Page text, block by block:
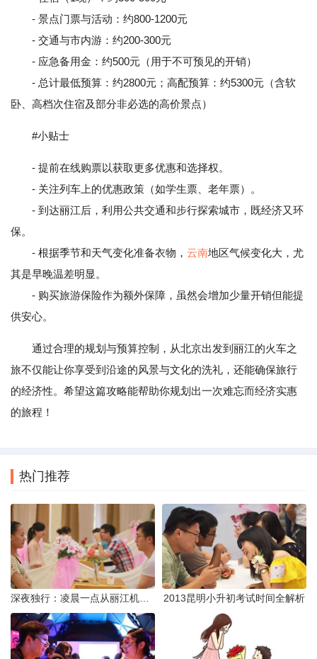
- 景点门票与活动：约800-1200元
- 交通与市内游：约200-300元
- 应急备用金：约500元（用于不可预见的开销）
- 总计最低预算：约2800元；高配预算：约5300元（含软
卧、高档次住宿及部分非必选的高价景点）
#小贴士
- 提前在线购票以获取更多优惠和选择权。
- 关注列车上的优惠政策（如学生票、老年票）。
- 到达丽江后，利用公共交通和步行探索城市，既经济又环
保。
- 根据季节和天气变化准备衣物， 云南地区气候变化大，尤
其是早晚温差明显。
- 购买旅游保险作为额外保障，虽然会增加少量开销但能提
供安心。
通过合理的规划与预算控制，从北京出发到丽江的火车之
旅不仅能让你享受到沿途的风景与文化的洗礼，还能确保旅行
的经济性。希望这篇攻略能帮助你规划出一次难忘而经济实惠
的旅程！
热门推荐
2013昆明小升初考试时间全解析